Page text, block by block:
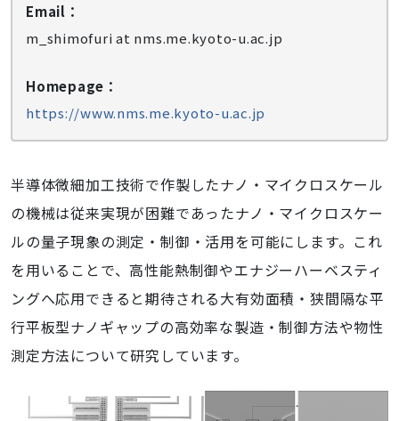
Email：
m_shimofuri at nms.me.kyoto-u.ac.jp
Homepage：
https://www.nms.me.kyoto-u.ac.jp
半導体微細加工技術で作製したナノ・マイクロスケール
の機械は従来実現が困難であったナノ・マイクロスケー
ルの量子現象の測定・制御・活用を可能にします。これ
を用いることで、高性能熱制御やエナジーハーベスティ
ングへ応用できると期待される大有効面積・狭間隔な平
行平板型ナノギャップの高効率な製造・制御方法や物性
測定方法について研究しています。